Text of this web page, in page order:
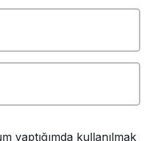
yaptığımda kullanılmak